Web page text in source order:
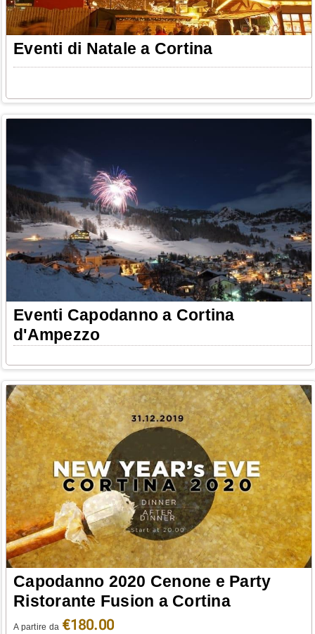
Eventi di Natale a Cortina
Eventi Capodanno a Cortina
d'Ampezzo
Capodanno 2020 Cenone e Party
Ristorante Fusion a Cortina
A partire da €180.00